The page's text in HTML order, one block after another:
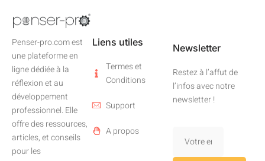
Penser-pro.com est
une plateforme en
ligne dédiée à la
réflexion et au
développement
professionnel. Elle
offre des ressources,
articles, et conseils
pour les
Liens utiles
Termes et
Conditions
Support
A propos
Newsletter
Restez à l’affut de
l’infos avec notre
newsletter !